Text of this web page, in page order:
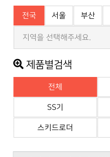
전국 서울 부산
지역을 선택해주세요.
제품별검색
전체
SS기
스키드로더